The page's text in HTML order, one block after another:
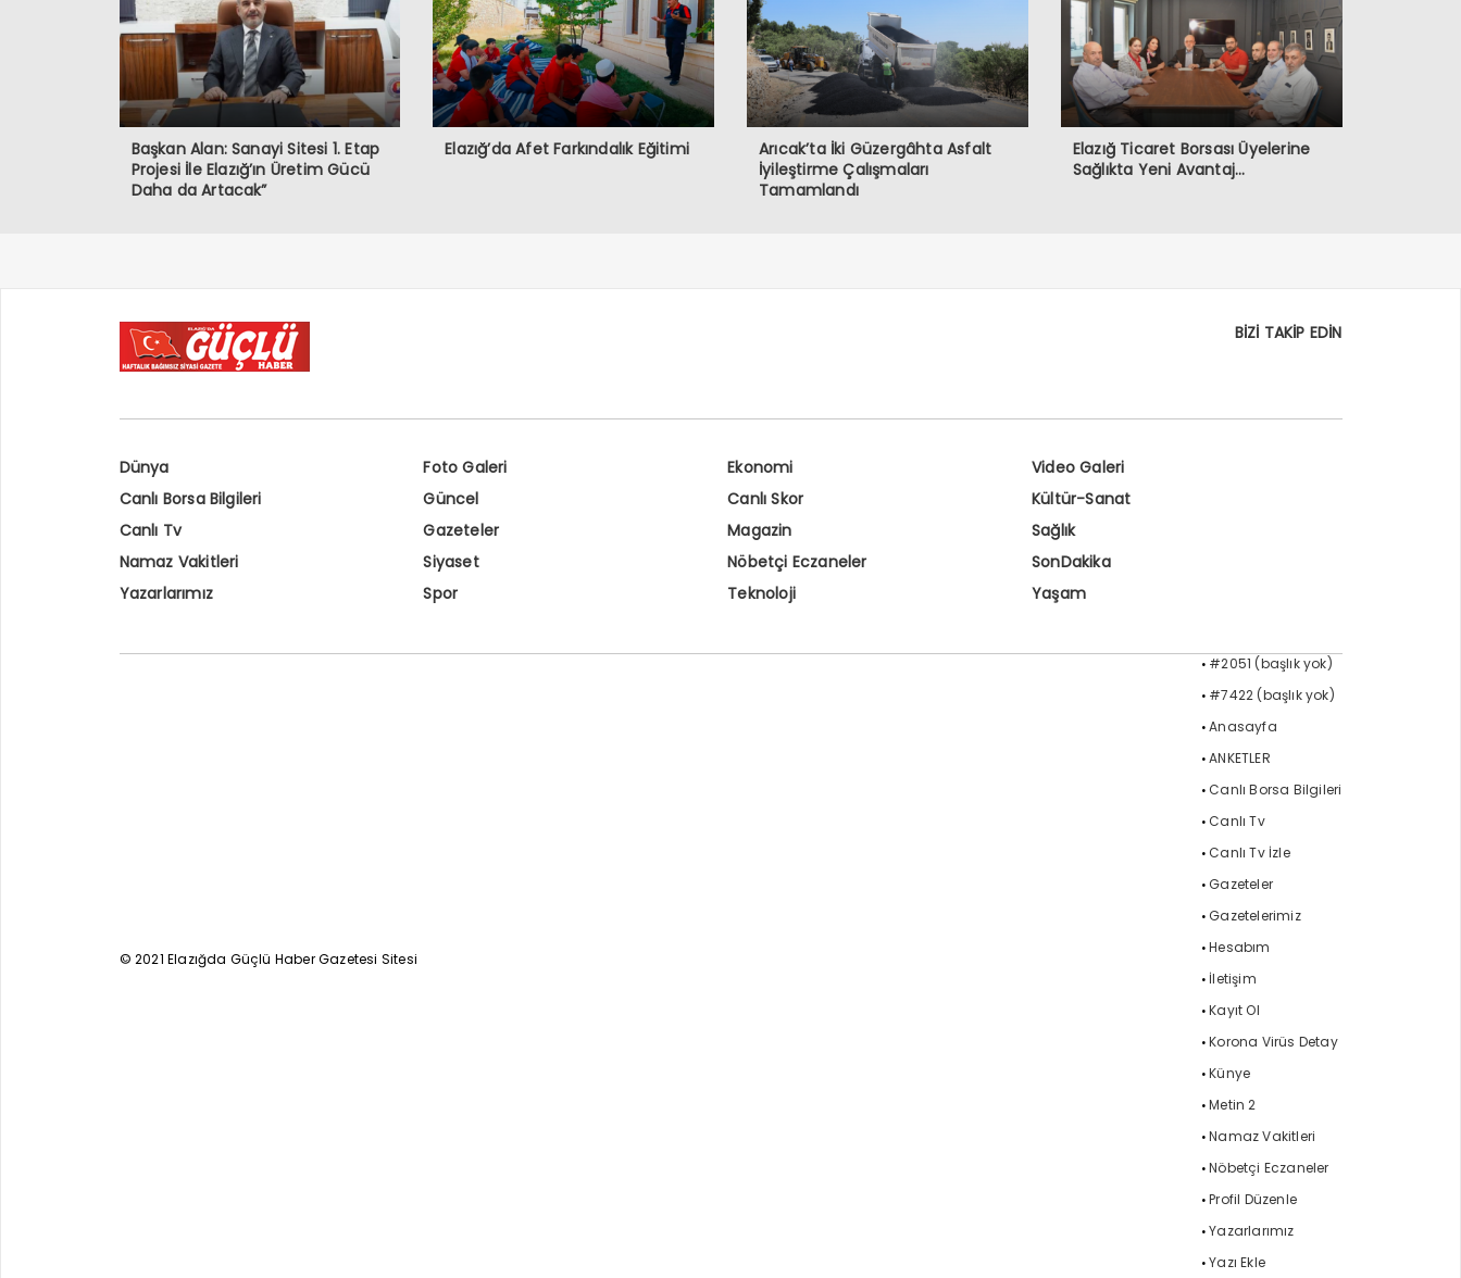
Başkan Alan: Sanayi Sitesi 1. Etap
Projesi İle Elazığ’ın Üretim Gücü
Daha da Artacak”
Elazığ’da Afet Farkındalık Eğitimi
Arıcak’ta İki Güzergâhta Asfalt
İyileştirme Çalışmaları
Tamamlandı
Elazığ Ticaret Borsası Üyelerine
Sağlıkta Yeni Avantaj…
BİZİ TAKİP EDİN
Dünya Foto Galeri Ekonomi
Video Galeri
Canlı Borsa Bilgileri
Güncel Canlı Skor
Kültür-Sanat
Canlı Tv
Gazeteler Magazin
Sağlık
Namaz Vakitleri
Siyaset Nöbetçi Eczaneler
SonDakika
Yazarlarımız
Spor Teknoloji Yaşam
© 2021 Elazığda Güçlü Haber Gazetesi Sitesi
#2051 (başlık yok)
#7422 (başlık yok)
Anasayfa
ANKETLER
Canlı Borsa Bilgileri
Canlı Tv
Canlı Tv İzle
Gazeteler
Gazetelerimiz
Hesabım
İletişim
Kayıt Ol
Korona Virüs Detay
Künye
Metin 2
Namaz Vakitleri
Nöbetçi Eczaneler
Profil Düzenle
Yazarlarımız
Yazı Ekle